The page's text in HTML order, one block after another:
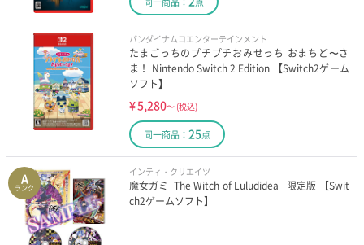
バンダイナムコエンターテインメント
たまごっちのプチプチおみせっち おまちど〜さ
ま！ Nintendo Switch 2 Edition 【Switch2ゲーム
ソフト】
¥5,280～ (税込)
同一商品： 25点
A
ランク
インティ・クリエイツ
魔女ガミ−The Witch of Luludidea− 限定版 【Swit
ch2ゲームソフト】